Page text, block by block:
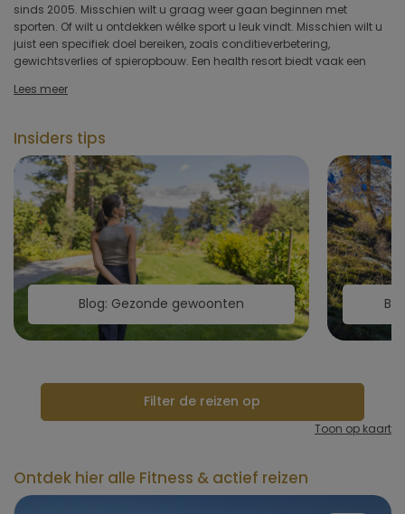
sinds 2005. Misschien wilt u graag weer gaan beginnen met
sporten. Of wilt u ontdekken wélke sport u leuk vindt. Misschien wilt u
juist een specifiek doel bereiken, zoals conditieverbetering,
gewichtsverlies of spieropbouw. Een health resort biedt vaak een
- een gezonde kick-start. Er kunnen ook buitensport activiteiten
aangeboden worden of juist actieve excursies buiten de deur.
Duiken, SUP, surfen of snorkelen. Aanbod genoeg dus! En wat zo fijn is
Lees meer
Insiders tips
Blog: Gezonde gewoonten
Filter de reizen op
Type hotel
Hotelfaciliteiten
Restaurant & keuken
Wellness & spa
Toepassen
Toon op kaart
Ontdek hier alle Fitness & actief reizen